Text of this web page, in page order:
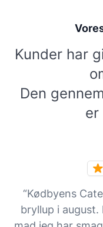
Kunder har
Den
er
“Kødbyens
bryllup i